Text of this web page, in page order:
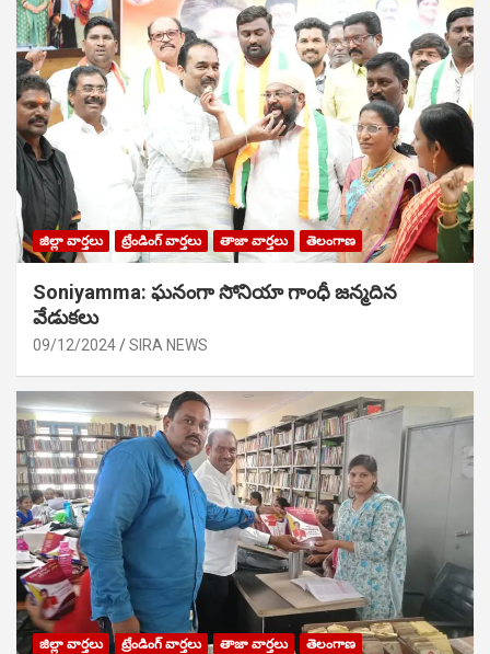
జిల్లా వార్తలు ట్రేండింగ్ వార్తలు తాజా వార్తలు తెలంగాణ
Soniyamma: ఘ‌నంగా సోనియా గాంధీ జ‌న్మ‌దిన
వేడుక‌లు
09/12/2024 SIRA NEWS
జిల్లా వార్తలు ట్రేండింగ్ వార్తలు తాజా వార్తలు తెలంగాణ